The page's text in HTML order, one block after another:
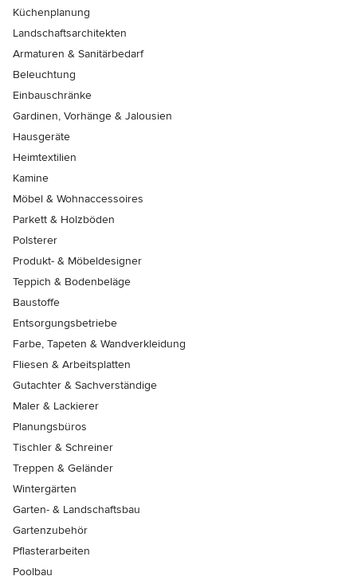
Küchenplanung
Landschaftsarchitekten
Armaturen & Sanitärbedarf
Beleuchtung
Einbauschränke
Gardinen, Vorhänge & Jalousien
Hausgeräte
Heimtextilien
Kamine
Möbel & Wohnaccessoires
Parkett & Holzböden
Polsterer
Produkt- & Möbeldesigner
Teppich & Bodenbeläge
Baustoffe
Entsorgungsbetriebe
Farbe, Tapeten & Wandverkleidung
Fliesen & Arbeitsplatten
Gutachter & Sachverständige
Maler & Lackierer
Planungsbüros
Tischler & Schreiner
Treppen & Geländer
Wintergärten
Garten- & Landschaftsbau
Gartenzubehör
Pflasterarbeiten
Poolbau